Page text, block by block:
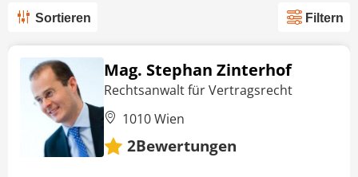
Sortieren Filtern
Mag. Stephan Zinterhof
Rechtsanwalt für Vertragsrecht
1010 Wien
2Bewertungen